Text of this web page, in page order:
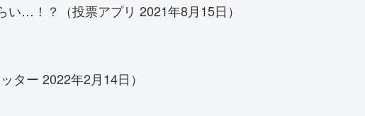
…！？（投票アプリ 2021年8月15日）
ター 2022年2月14日）